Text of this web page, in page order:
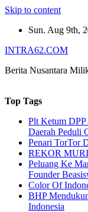
Skip to content
Sun. Aug 9th,
INTRA62.COM
Berita Nusantara
Top Tags
Plt Ketum
Daerah Peduli
Penari TorTor
REKOR MURI
Peluang Ke
Founder
Color Of
BHP
Indonesia